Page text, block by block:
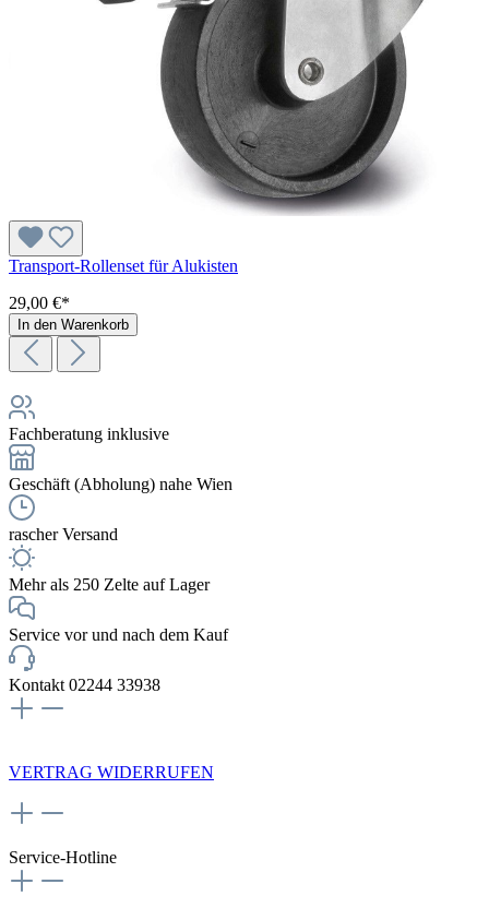
Transport-Rollenset für Alukisten
29,00 €*
In den Warenkorb
Fachberatung inklusive
Geschäft (Abholung) nahe Wien
rascher Versand
Mehr als 250 Zelte auf Lager
Service vor und nach dem Kauf
Kontakt 02244 33938
VERTRAG WIDERRUFEN
Service-Hotline